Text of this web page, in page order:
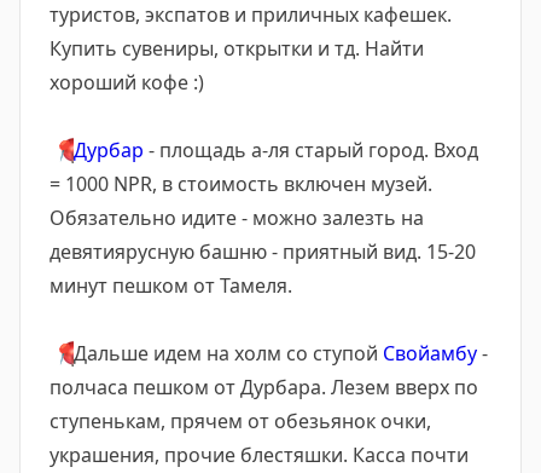
туристов, экспатов и приличных кафешек.
Купить сувениры, открытки и тд. Найти
хороший кофе :)
📍Дурбар - площадь а-ля старый город. Вход
= 1000 NPR, в стоимость включен музей.
Обязательно идите - можно залезть на
девятиярусную башню - приятный вид. 15-20
минут пешком от Тамеля.
📍Дальше идем на холм со ступой Свойамбу-
полчаса пешком от Дурбара. Лезем вверх по
ступенькам, прячем от обезьянок очки,
украшения, прочие блестяшки. Касса почти